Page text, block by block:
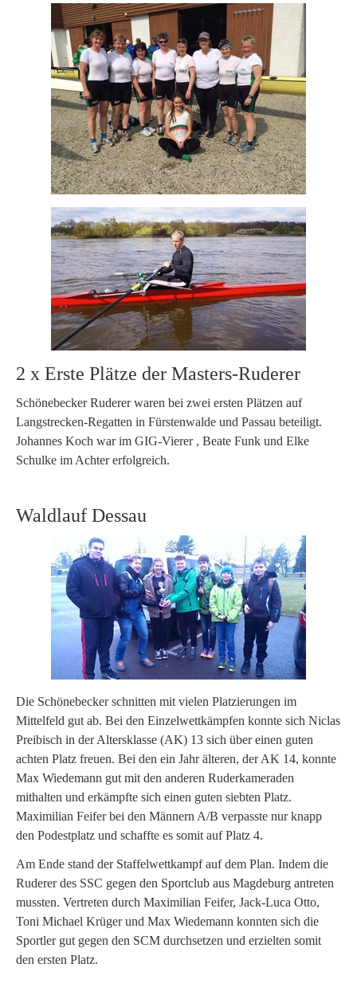
2 x Erste Plätze der Masters-Ruderer
Schönebecker Ruderer waren bei zwei ersten Plätzen auf
Langstrecken-Regatten in Fürstenwalde und Passau beteiligt.
Johannes Koch war im GIG-Vierer , Beate Funk und Elke
Schulke im Achter erfolgreich.
Waldlauf Dessau
Die Schönebecker schnitten mit vielen Platzierungen im
Mittelfeld gut ab. Bei den Einzelwettkämpfen konnte sich Niclas
Preibisch in der Altersklasse (AK) 13 sich über einen guten
achten Platz freuen. Bei den ein Jahr älteren, der AK 14, konnte
Max Wiedemann gut mit den anderen Ruderkameraden
mithalten und erkämpfte sich einen guten siebten Platz.
Maximilian Feifer bei den Männern A/B verpasste nur knapp
den Podestplatz und schaffte es somit auf Platz 4.
Am Ende stand der Staffelwettkampf auf dem Plan. Indem die
Ruderer des SSC gegen den Sportclub aus Magdeburg antreten
mussten. Vertreten durch Maximilian Feifer, Jack-Luca Otto,
Toni Michael Krüger und Max Wiedemann konnten sich die
Sportler gut gegen den SCM durchsetzen und erzielten somit
den ersten Platz.